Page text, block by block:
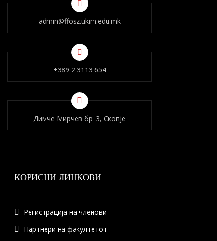
admin@ffosz.ukim.edu.mk
+389 2 3113 654
Димче Мирчев бр. 3, Скопје
КОРИСНИ ЛИНКОВИ
Регистрација на членови
Партнери на факултетот